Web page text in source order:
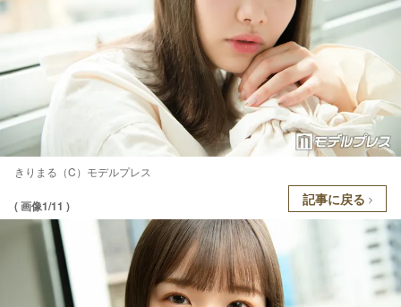
きりまる（C）モデルプレス
( 画像1/11 ) 記事に戻る